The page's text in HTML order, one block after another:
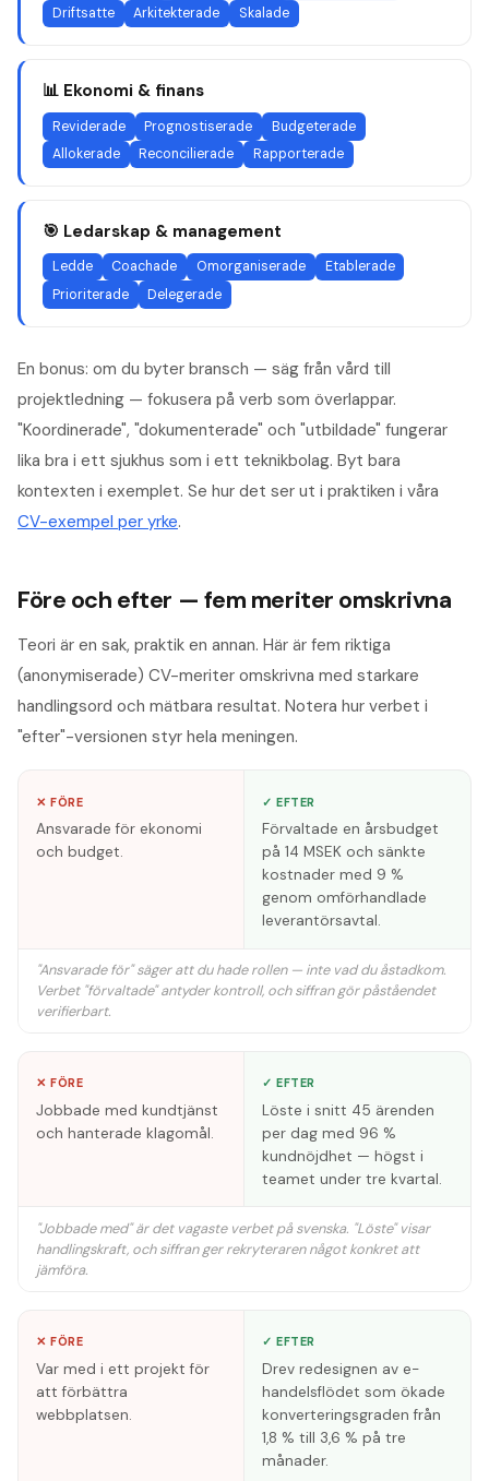
Driftsatte
Arkitekterade Skalade
📊 Ekonomi & finans
Reviderade Prognostiserade
Budgeterade
Allokerade
Reconcilierade Rapporterade
🎯 Ledarskap & management
Ledde Coachade Omorganiserade
Etablerade
Prioriterade
Delegerade
En bonus: om du byter bransch — säg från vård till
projektledning — fokusera på verb som överlappar.
"Koordinerade", "dokumenterade" och "utbildade" fungerar
lika bra i ett sjukhus som i ett teknikbolag. Byt bara
kontexten i exemplet. Se hur det ser ut i praktiken i våra
CV-exempel per yrke.
Före och efter — fem meriter omskrivna
Teori är en sak, praktik en annan. Här är fem riktiga
(anonymiserade) CV-meriter omskrivna med starkare
handlingsord och mätbara resultat. Notera hur verbet i
"efter"-versionen styr hela meningen.
✕ FÖRE
Ansvarade för ekonomi
och budget.
✓ EFTER
Förvaltade en årsbudget
på 14 MSEK och sänkte
kostnader med 9 %
genom omförhandlade
leverantörsavtal.
"Ansvarade för" säger att du hade rollen — inte vad du åstadkom.
Verbet "förvaltade" antyder kontroll, och siffran gör påståendet
verifierbart.
✕ FÖRE
Jobbade med kundtjänst
och hanterade klagomål.
✓ EFTER
Löste i snitt 45 ärenden
per dag med 96 %
kundnöjdhet — högst i
teamet under tre kvartal.
"Jobbade med" är det vagaste verbet på svenska. "Löste" visar
handlingskraft, och siffran ger rekryteraren något konkret att
jämföra.
✕ FÖRE
Var med i ett projekt för
att förbättra
webbplatsen.
✓ EFTER
Drev redesignen av e-
handelsflödet som ökade
konverteringsgraden från
1,8 % till 3,6 % på tre
månader.